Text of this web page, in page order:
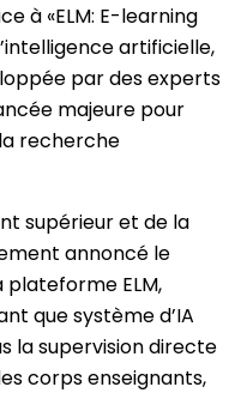
à «ELM: E-learning
artificielle,
par des experts
majeure pour
recherche
supérieur et de la
annoncé le
plateforme ELM,
que système d’IA
la supervision directe
corps enseignants,